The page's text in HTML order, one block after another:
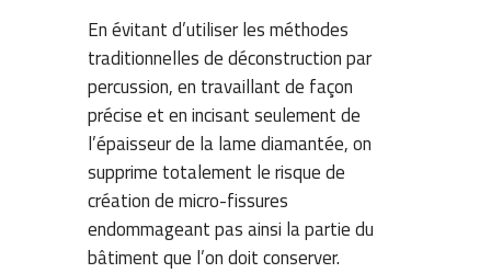
En évitant d’utiliser les méthodes
traditionnelles de déconstruction par
percussion, en travaillant de façon
précise et en incisant seulement de
l’épaisseur de la lame diamantée, on
supprime totalement le risque de
création de micro-fissures
endommageant pas ainsi la partie du
bâtiment que l’on doit conserver.